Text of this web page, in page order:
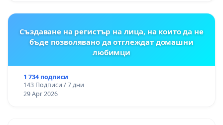
Създаване на регистър на лица, на които да не
бъде позволявано да отглеждат домашни
любимци
1 734 подписи
143 Подписи / 7 дни
29 Apr 2026